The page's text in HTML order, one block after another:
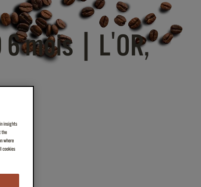
6 mois | L'OR,
insights
the
where
cookies